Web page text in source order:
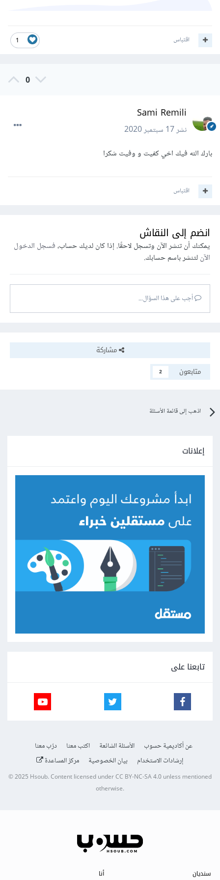
1 اقتباس
0
Sami Remili
نشر17 سبتمبر 2020
بارك الله فيك اخي كفيت و وفيت شكرا
اقتباس
انضم إلى النقاش
يمكنك أن تنشر الآن وتسجل لاحقًا. إذا كان لديك حساب،فسجل الدخول
الآنلتنشر باسم حسابك.
أجب على هذا السؤال...
مشاركة
متابعون
2
اذهب إلى قائمة الأسئلة
إعلانات
تابعنا على
عن أكاديمية حسوب الأسئلة الشائعة اكتب معنا
درّب معنا
إرشادات الاستخدام
بيان الخصوصية مركز المساعدة
© 2025Hsoub.Content licensed underCC BY-NC-SA 4.0unless mentioned
otherwise.